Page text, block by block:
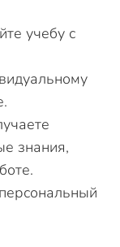
учебу с
знания,